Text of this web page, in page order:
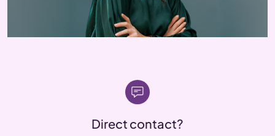
Direct contact?